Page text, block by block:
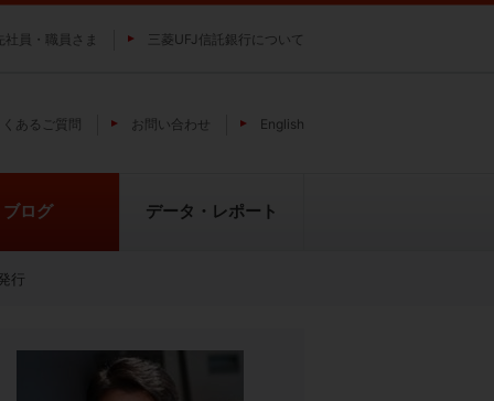
行
社員・職員さま 三菱UFJ信託銀行について
あるご質問 お問い合わせ English
貴金属の特性
純パラジウム上場信託（パラジウ
ムの果実）
ブログ データ・レポート